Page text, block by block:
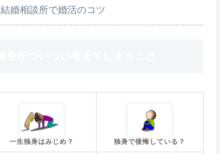
結婚相談所で婚活のコツ
一生独身はみじめ？ 独身で後悔している？